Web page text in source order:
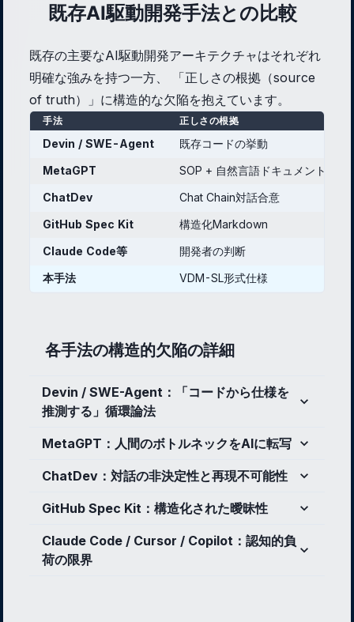
既存AI駆動開発手法との比較
既存の主要なAI駆動開発アーキテクチャはそれぞれ
明確な強みを持つ一方、 「正しさの根拠（source
of truth）」に構造的な欠陥を抱えています。
手法 正しさの根拠
Devin / SWE-Agent
既存コードの挙動
MetaGPT
SOP + 自然言語ドキュメント
ChatDev
Chat Chain対話合意
GitHub Spec Kit
構造化Markdown
Claude Code等
開発者の判断
本手法
VDM-SL形式仕様
各手法の構造的欠陥の詳細
Devin / SWE-Agent：「コードから仕様を
推測する」循環論法
MetaGPT：人間のボトルネックをAIに転写
ChatDev：対話の非決定性と再現不可能性
GitHub Spec Kit：構造化された曖昧性
Claude Code / Cursor / Copilot：認知的負
荷の限界